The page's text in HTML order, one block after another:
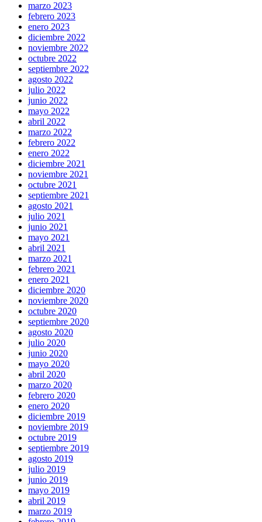
marzo 2023
febrero 2023
enero 2023
diciembre 2022
noviembre 2022
octubre 2022
septiembre 2022
agosto 2022
julio 2022
junio 2022
mayo 2022
abril 2022
marzo 2022
febrero 2022
enero 2022
diciembre 2021
noviembre 2021
octubre 2021
septiembre 2021
agosto 2021
julio 2021
junio 2021
mayo 2021
abril 2021
marzo 2021
febrero 2021
enero 2021
diciembre 2020
noviembre 2020
octubre 2020
septiembre 2020
agosto 2020
julio 2020
junio 2020
mayo 2020
abril 2020
marzo 2020
febrero 2020
enero 2020
diciembre 2019
noviembre 2019
octubre 2019
septiembre 2019
agosto 2019
julio 2019
junio 2019
mayo 2019
abril 2019
marzo 2019